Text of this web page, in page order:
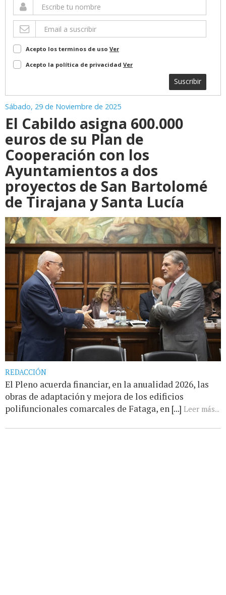
Acepto los terminos de uso Ver
Acepto la política de privacidad Ver
Suscribir
Sábado, 29 de Noviembre de 2025
El Cabildo asigna 600.000
euros de su Plan de
Cooperación con los
Ayuntamientos a dos
proyectos de San Bartolomé
de Tirajana y Santa Lucía
REDACCIÓN
El Pleno acuerda financiar, en la anualidad 2026, las
obras de adaptación y mejora de los edificios
polifuncionales comarcales de Fataga, en [...] Leer más...